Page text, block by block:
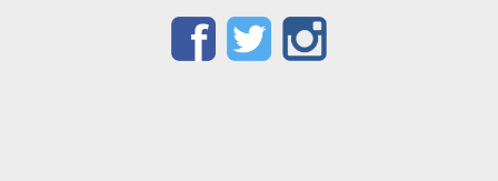
FacebookTwitter